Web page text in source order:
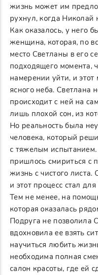
жизнь может им
рухнул, когда
Как оказалось, у него
женщина, которая, по
место Светланы в его
подходящего момента,
намерении уйти, и этот
ясного неба. Светлана
происходит с ней на
лишь плохой сон, из
Но реальность была
человека, который
с тяжелым испытанием.
пришлось смириться с
жизнь с чистого листа.
и этот процесс стал
Тем не менее, на
которая оказалась
Подруга не позволила
вдохновила ее взять
научиться любить
необходима полная
салон красоты, где ей